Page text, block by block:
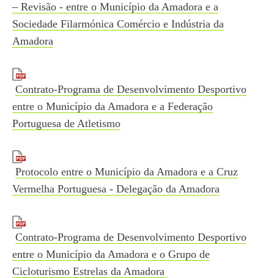
– Revisão - entre o Município da Amadora e a
Sociedade Filarmónica Comércio e Indústria da
Amadora
Contrato-Programa de Desenvolvimento Desportivo
entre o Município da Amadora e a Federação
Portuguesa de Atletismo
Protocolo entre o Município da Amadora e a Cruz
Vermelha Portuguesa - Delegação da Amadora
Contrato-Programa de Desenvolvimento Desportivo
entre o Município da Amadora e o Grupo de
Cicloturismo Estrelas da Amadora